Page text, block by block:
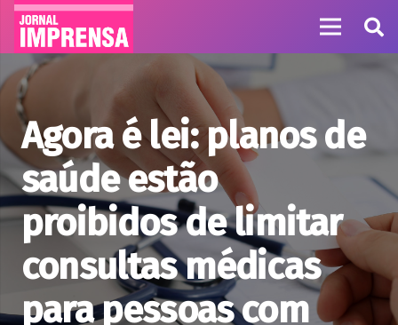
Agora é lei: planos de
saúde estão
proibidos de limitar
consultas médicas
para pessoas com